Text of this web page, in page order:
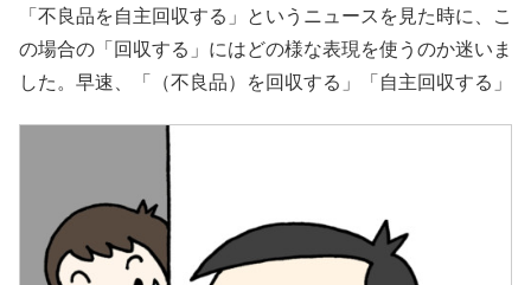
「不良品を自主回収する」というニュースを見た時に、こ
の場合の「回収する」にはどの様な表現を使うのか迷いま
した。早速、「（不良品）を回収する」「自主回収する」